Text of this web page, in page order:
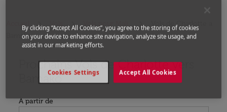
Accueil Vols Vols pour Mali
Vols de Charlotte a
Bamako
Prochains Vols de Charlotte vers
Bamako
À partir de
Aucun tarif trouvé pour les options populaires
By clicking “Accept All Cookies”, you agree to the storing of cookies
on your device to enhance site navigation, analyze site usage, and
assist in our marketing efforts.
Accept All Cookies
Cookies Settings